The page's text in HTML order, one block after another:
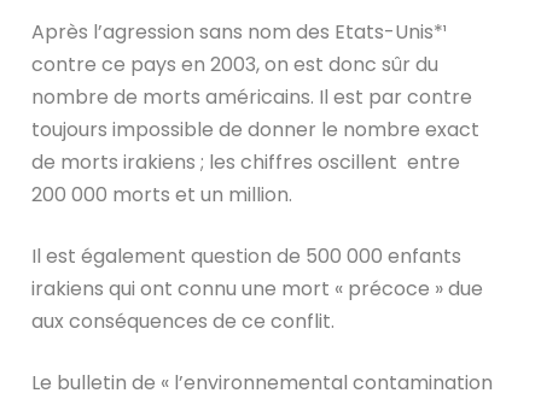
Après l’agression sans nom des Etats-Unis*¹
contre ce pays en 2003, on est donc sûr du
nombre de morts américains. Il est par contre
toujours impossible de donner le nombre exact
de morts irakiens ; les chiffres oscillent entre
200 000 morts et un million.
Il est également question de 500 000 enfants
irakiens qui ont connu une mort « précoce » due
aux conséquences de ce conflit.
Le bulletin de « l’environnemental contamination